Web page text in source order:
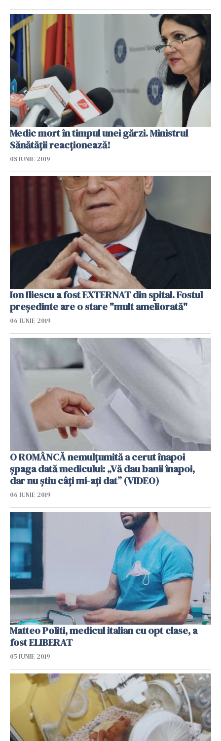
Medic mort în timpul unei gărzi. Ministrul
Sănătății reacționează!
08 IUNIE 2019
Ion Iliescu a fost EXTERNAT din spital. Fostul
preşedinte are o stare "mult ameliorată"
06 IUNIE 2019
O ROMÂNCĂ nemulțumită a cerut înapoi
șpaga dată medicului: „Vă dau banii înapoi,
dar nu știu câți mi-ați dat” (VIDEO)
06 IUNIE 2019
Matteo Politi, medicul italian cu opt clase, a
fost ELIBERAT
05 IUNIE 2019